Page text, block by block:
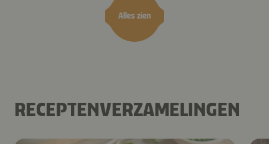
Alles zien
RECEPTENVERZAMELINGEN